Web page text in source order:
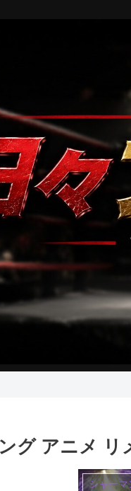
グ アニメ リ
シャーマ